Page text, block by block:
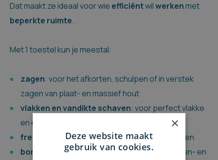
Dat maakt ze ideaal voor wie efficiëntwilwerkenmet
beperkte ruimte.
Met 1 toestel kun je meestal:
zagen: voor het afkorten, schulpen of in verstek
zagen van plaat- en massief hout
vlakken en vandikte schaven: voor perfect vlakke
en egale oppervlakken
frezen
: voor groeven, profielen en verbindingen
boren
(bij modellen met langgatboor): voor pen- en
×
Deze website maakt
gebruik van cookies.